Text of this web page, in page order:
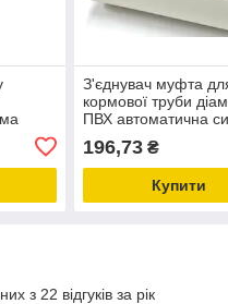
З'єднувач муфта
кормової труби
ПВХ автоматична
свиней
196,73₴
Купити
з 22 відгуків за рік